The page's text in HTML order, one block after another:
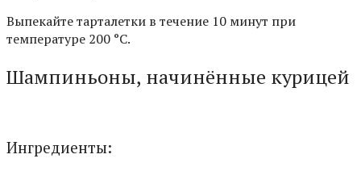
Выпекайте тарталетки в течение 10 минут при
температуре 200 °С.
Шампиньоны, начинённые курицей
Ингредиенты: